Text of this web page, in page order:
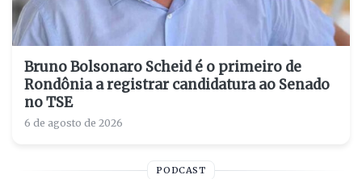
Bruno Bolsonaro Scheid é o primeiro de
Rondônia a registrar candidatura ao Senado
no TSE
6 de agosto de 2026
PODCAST